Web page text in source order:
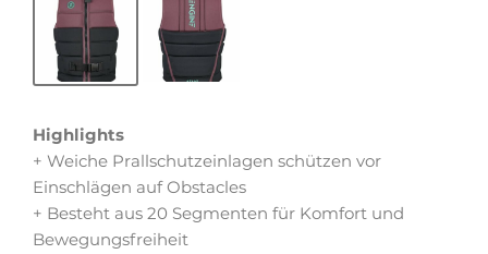
Highlights
+ Weiche Prallschutzeinlagen schützen vor
Einschlägen auf Obstacles
+ Besteht aus 20 Segmenten für Komfort und
Bewegungsfreiheit